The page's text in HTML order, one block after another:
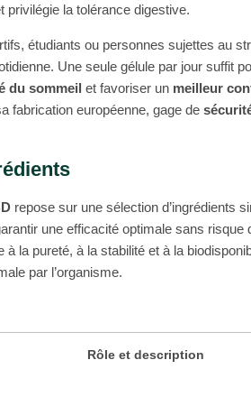
privilégie la tolérance digestive.
étudiants ou personnes sujettes au
Une seule gélule par jour suffit
du sommeil et favoriser un meilleur
fabrication européenne, gage de
repose sur une sélection d’ingrédients
une efficacité optimale sans risque
la pureté, à la stabilité et à la
par l’organisme.
Rôle et description